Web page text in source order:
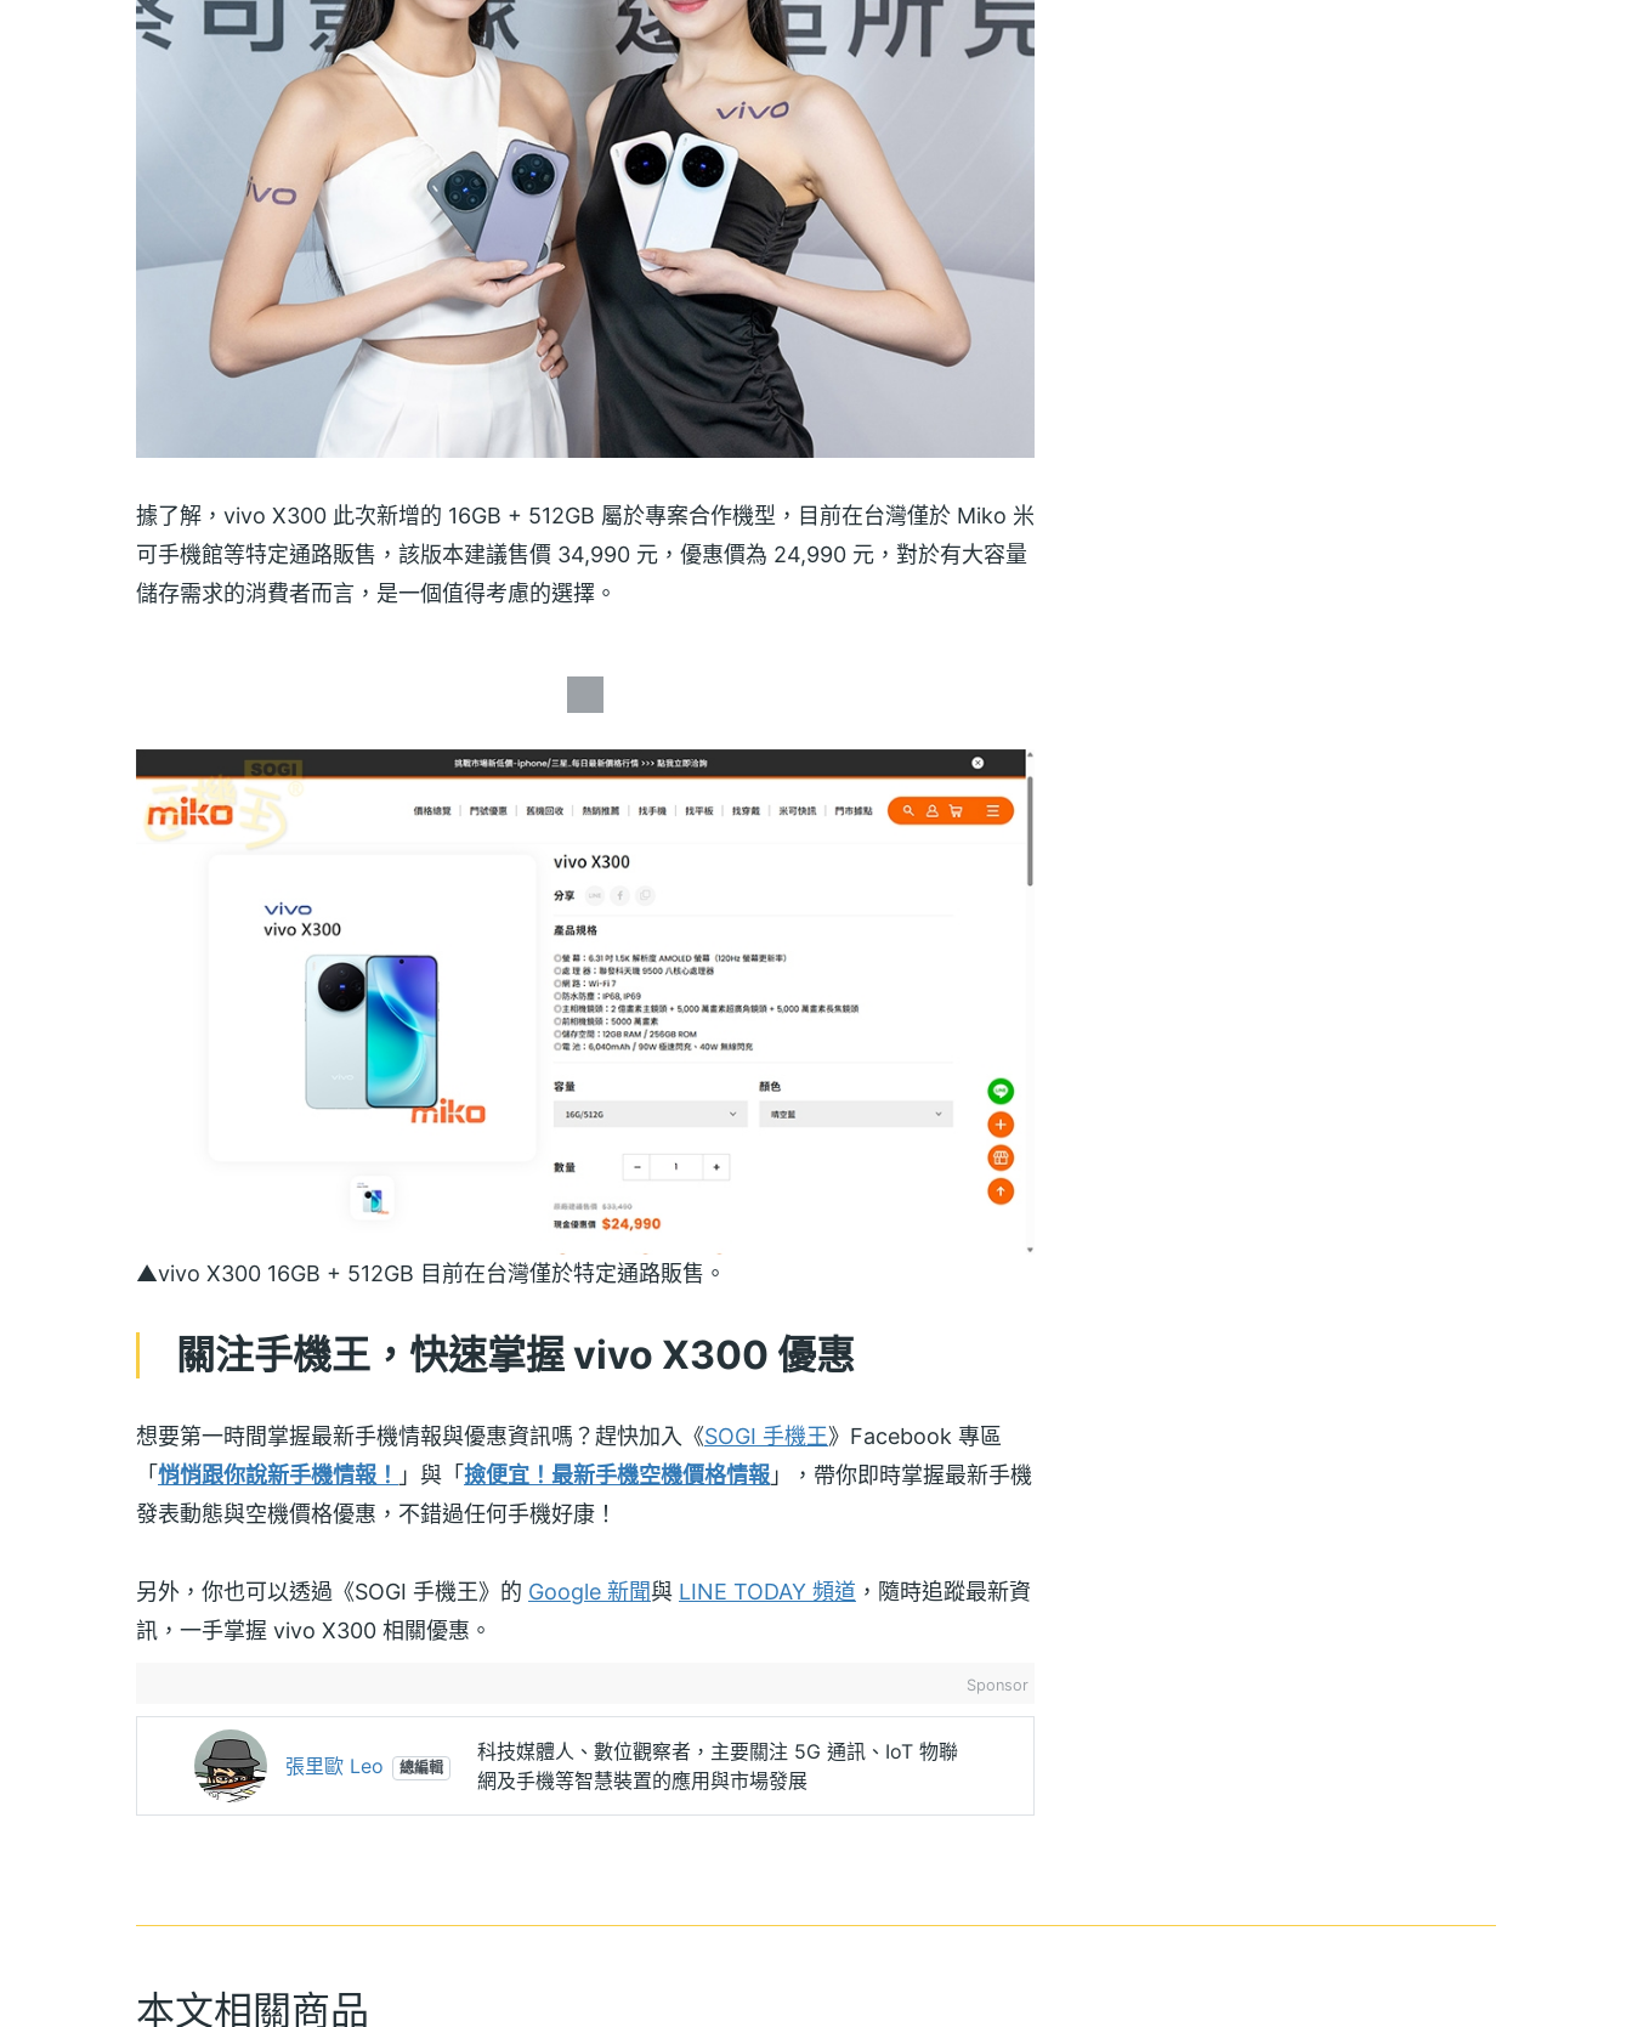
據了解，vivo X300 此次新增的 16GB + 512GB 屬於專案合作機型，目前在台灣僅於 Miko 米
可手機館等特定通路販售，該版本建議售價 34,990 元，優惠價為 24,990 元，對於有大容量
儲存需求的消費者而言，是一個值得考慮的選擇。
▲vivo X300 16GB + 512GB 目前在台灣僅於特定通路販售。
關注手機王，快速掌握 vivo X300 優惠
想要第一時間掌握最新手機情報與優惠資訊嗎？趕快加入《SOGI 手機王》Facebook 專區
「悄悄跟你說新手機情報！ 」與「撿便宜！最新手機空機價格情報 」，帶你即時掌握最新手機
發表動態與空機價格優惠，不錯過任何手機好康！
另外，你也可以透過《SOGI 手機王》的 Google 新聞與 LINE TODAY 頻道 ，隨時追蹤最新資
訊，一手掌握 vivo X300 相關優惠。
Sponsor
張里歐 Leo 總編輯
科技媒體人、數位觀察者，主要關注 5G 通訊、IoT 物聯
網及手機等智慧裝置的應用與市場發展
本文相關商品